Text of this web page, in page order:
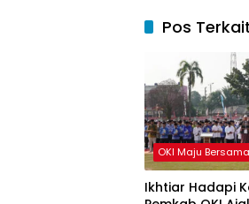
Pos
OKI Maju Bersama
Ikhtiar Hadapi